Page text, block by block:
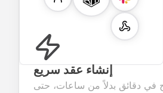
إنشاء عقد سريع
في دقائق بدلاً من ساعات، حتى